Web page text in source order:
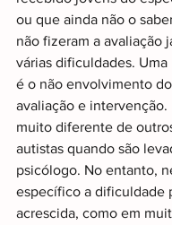
ou que ainda não o
não fizeram a avaliação
várias dificuldades. Uma
é o não envolvimento
avaliação e intervenção.
muito diferente de
autistas quando são
psicólogo. No entanto,
específico a dificuldade
acrescida, como em